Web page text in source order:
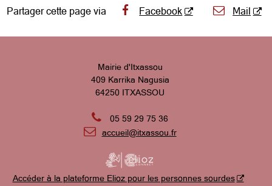
Partager cette page via Facebook Mail
Mairie d'Itxassou
409 Karrika Nagusia
64250 ITXASSOU
 05 59 29 75 36
 accueil@itxassou.fr
Accéder à la plateforme Elioz pour les personnes sourdes